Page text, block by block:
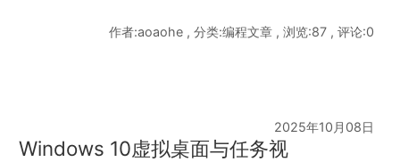
作者:aoaohe , 分类:编程文章 , 浏览:87 , 评论:0
2025年10月08日
Windows 10虚拟桌面与任务视